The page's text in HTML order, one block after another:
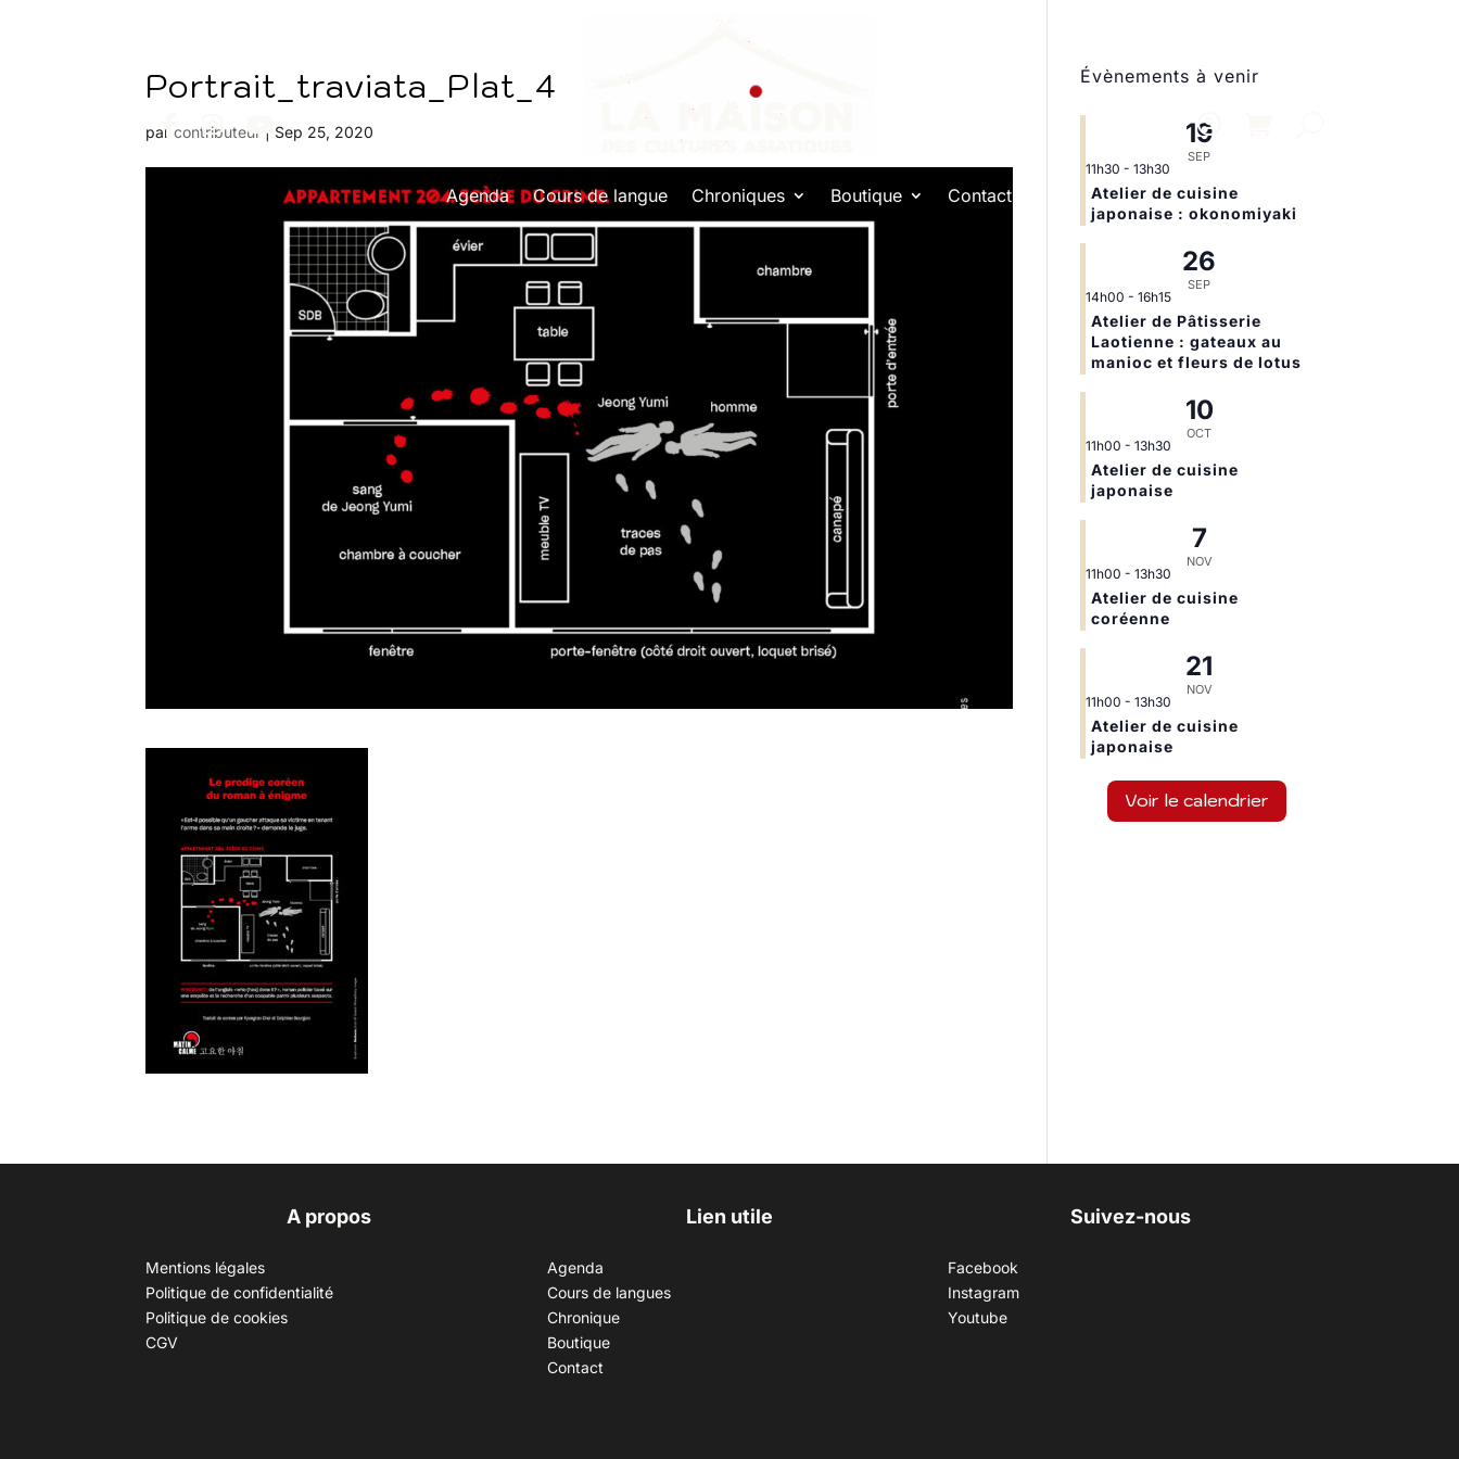
Agenda Cours de langue Chroniques Boutique Contact
Portrait_traviata_Plat_4
parcontributeur | Sep 25, 2020
Évènements à venir
19
SEP
11h30 - 13h30
Atelier de cuisine
japonaise : okonomiyaki
26
SEP
14h00 - 16h15
Atelier de Pâtisserie
Laotienne : gateaux au
manioc et fleurs de lotus
10
OCT
11h00 - 13h30
Atelier de cuisine
japonaise
7
NOV
11h00 - 13h30
Atelier de cuisine
coréenne
21
NOV
11h00 - 13h30
Atelier de cuisine
japonaise
Voir le calendrier
A propos
Mentions légales
Politique de confidentialité
Politique de cookies
CGV
Lien utile
Agenda
Cours de langues
Chronique
Boutique
Contact
Suivez-nous
Facebook
Instagram
Youtube